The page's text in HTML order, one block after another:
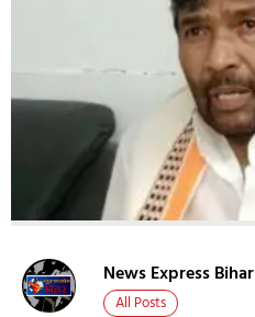
News Express Bihar
All Posts